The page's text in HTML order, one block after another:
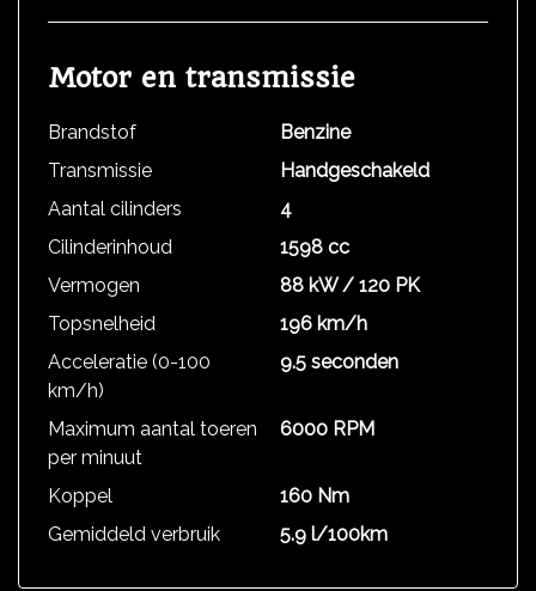
Motor en transmissie
Brandstof
Benzine
Transmissie
Handgeschakeld
Aantal cilinders
4
Cilinderinhoud
1598 cc
Vermogen
88 kW / 120 PK
Topsnelheid
196 km/h
Acceleratie (0-100
km/h)
9.5 seconden
Maximum aantal toeren
per minuut
6000 RPM
Koppel
160 Nm
Gemiddeld verbruik
5.9 l/100km